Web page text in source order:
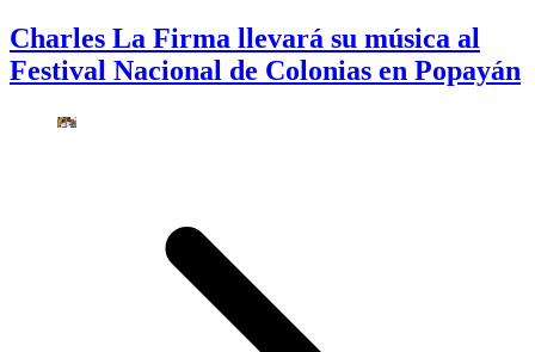
Charles La Firma llevará su música al
Festival Nacional de Colonias en Popayán